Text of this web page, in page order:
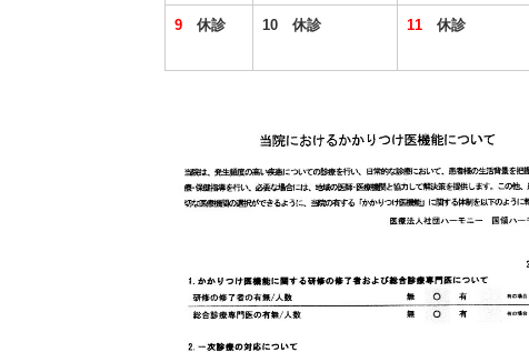
9 休診 10 休診 11 休診